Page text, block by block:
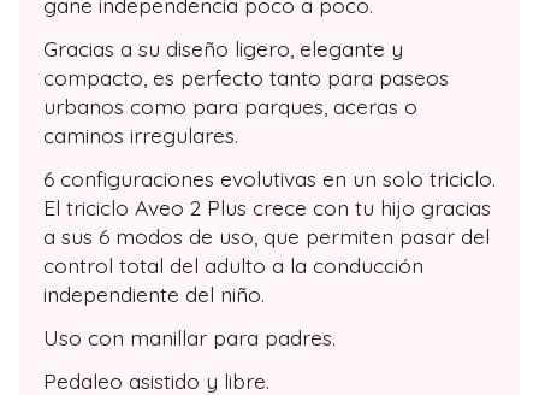
Gracias a su diseño ligero, elegante y
compacto, es perfecto tanto para paseos
urbanos como para parques, aceras o
caminos irregulares.
6 configuraciones evolutivas en un solo triciclo.
El triciclo Aveo 2 Plus crece con tu hijo gracias
a sus 6 modos de uso, que permiten pasar del
control total del adulto a la conducción
independiente del niño.
Uso con manillar para padres.
Pedaleo asistido y libre.